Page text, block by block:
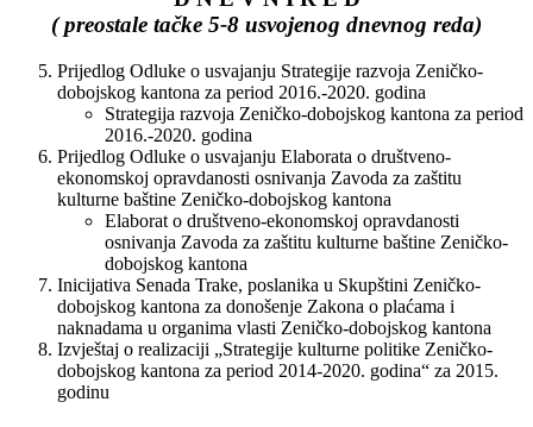
( preostale tačke 5-8 usvojenog dnevnog reda)
Prijedlog Odluke o usvajanju Strategije razvoja Zeničko-
dobojskog kantona za period 2016.-2020. godina
Strategija razvoja Zeničko-dobojskog kantona za period
2016.-2020. godina
Prijedlog Odluke o usvajanju Elaborata o društveno-
ekonomskoj opravdanosti osnivanja Zavoda za zaštitu
kulturne baštine Zeničko-dobojskog kantona
Elaborat o društveno-ekonomskoj opravdanosti
osnivanja Zavoda za zaštitu kulturne baštine Zeničko-
dobojskog kantona
Inicijativa Senada Trake, poslanika u Skupštini Zeničko-
dobojskog kantona za donošenje Zakona o plaćama i
naknadama u organima vlasti Zeničko-dobojskog kantona
Izvještaj o realizaciji „Strategije kulturne politike Zeničko-
dobojskog kantona za period 2014-2020. godina“ za 2015.
godinu